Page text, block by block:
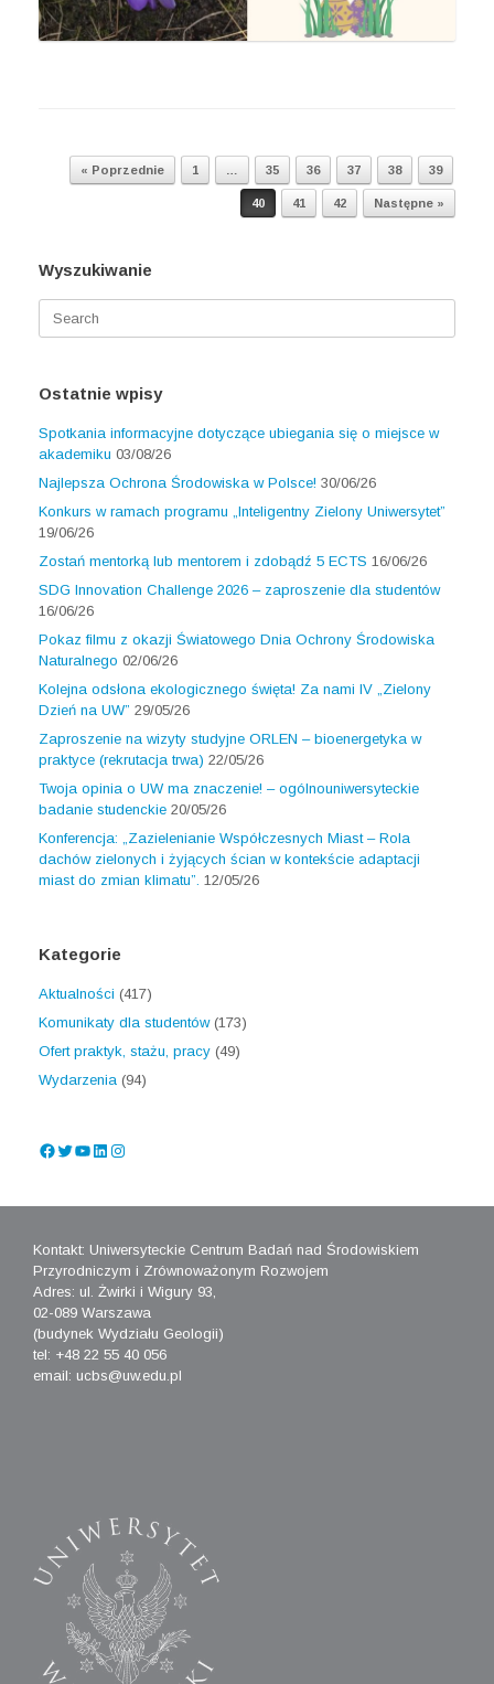
Post navigation
« Poprzednie 1 35 36 37 38 39
40 41 42 Następne »
Wyszukiwanie
for:
Ostatnie wpisy
Spotkania informacyjne dotyczące ubiegania się o miejsce w
akademiku 03/08/26
Najlepsza Ochrona Środowiska w Polsce! 30/06/26
Konkurs w ramach programu „Inteligentny Zielony Uniwersytet”
19/06/26
Zostań mentorką lub mentorem i zdobądź 5 ECTS 16/06/26
SDG Innovation Challenge 2026 – zaproszenie dla studentów
16/06/26
Pokaz filmu z okazji Światowego Dnia Ochrony Środowiska
Naturalnego 02/06/26
Kolejna odsłona ekologicznego święta! Za nami IV „Zielony
Dzień na UW” 29/05/26
Zaproszenie na wizyty studyjne ORLEN – bioenergetyka w
praktyce (rekrutacja trwa) 22/05/26
Twoja opinia o UW ma znaczenie! – ogólnouniwersyteckie
badanie studenckie 20/05/26
Konferencja: „Zazielenianie Współczesnych Miast – Rola
dachów zielonych i żyjących ścian w kontekście adaptacji
miast do zmian klimatu”. 12/05/26
Kategorie
Aktualności (417)
Komunikaty dla studentów(173)
Ofert praktyk, stażu, pracy (49)
Wydarzenia (94)
Facebook
Twitter
YouTube
LinkedIn
Instagram
Kontakt: Uniwersyteckie Centrum Badań nad Środowiskiem
Przyrodniczym i Zrównoważonym Rozwojem
Adres: ul. Żwirki i Wigury 93,
02-089 Warszawa
(budynek Wydziału Geologii)
tel: +48 22 55 40 056
email: ucbs@uw.edu.pl